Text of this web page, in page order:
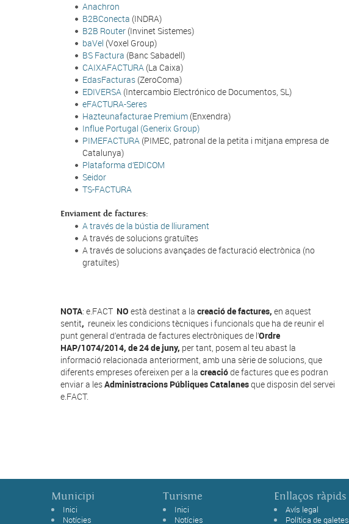
Anachron
B2BConecta (INDRA)
B2B Router (Invinet Sistemes)
baVel (Voxel Group)
BS Factura (Banc Sabadell)
CAIXAFACTURA (La Caixa)
EdasFacturas (ZeroComa)
EDIVERSA (Intercambio Electrónico de Documentos, SL)
eFACTURA-Seres
Hazteunafacturae Premium (Enxendra)
Influe Portugal (Generix Group)
PIMEFACTURA (PIMEC, patronal de la petita i mitjana empresa de
Catalunya)
Plataforma d’EDICOM
Seidor
TS-FACTURA
Enviament de factures:
A través de la bústia de lliurament
A través de solucions gratuïtes
A través de solucions avançades de facturació electrònica (no
gratuïtes)
NOTA: e.FACT NO està destinat a la creació de factures, en aquest
sentit, reuneix les condicions tècniques i funcionals que ha de reunir el
punt general d’entrada de factures electròniques de l’Ordre
HAP/1074/2014, de 24 de juny, per tant, posem al teu abast la
informació relacionada anteriorment, amb una sèrie de solucions, que
diferents empreses ofereixen per a la creacióde factures que es podran
enviar a lesAdministracions Públiques Catalanesque disposin del servei
e.FACT.
Municipi
Inici
Notícies
Turisme
Inici
Notícies
Enllaços ràpids
Avís legal
Política de galetes